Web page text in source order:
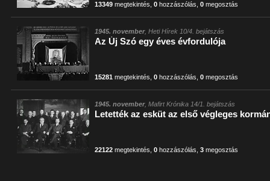
13349 megtekintés ,0 hozzászólás ,0 megosztás
1945. november, Heti Hírek 10/4. bejátszás
Az Új Szó egy éves évfordulója
15281 megtekintés ,0 hozzászólás ,0 megosztás
1945. november, Mafirt Krónika 14/1. bejátszás
Letették az esküt az első végleges
22122 megtekintés ,0 hozzászólás ,3 megosztás